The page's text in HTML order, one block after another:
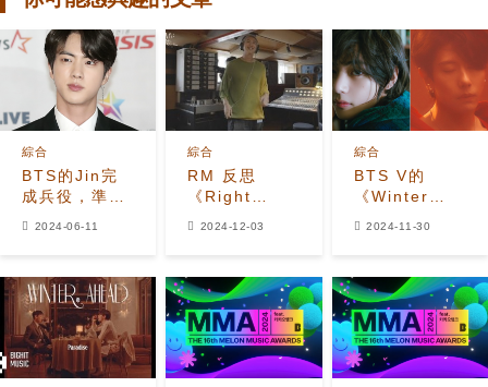
BTS的Jin完
成兵役，準備
綜合
2024-06-11
RM 反思
《Right
終採訪章節中
綜合
2024-12-03
BTS V的
《Winter
綜合
2024-11-30